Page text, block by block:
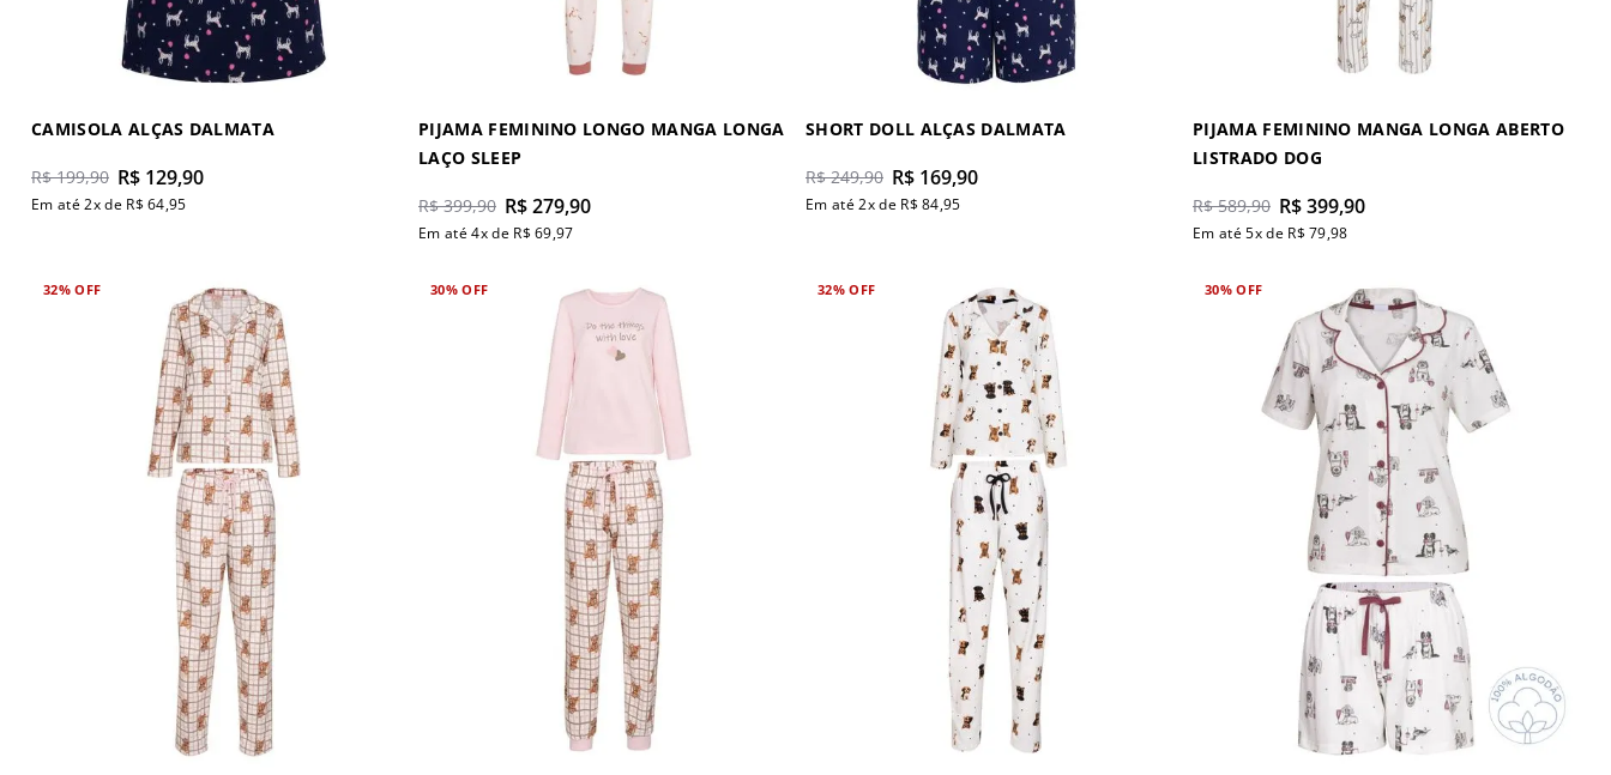
CAMISOLA ALÇAS DALMATA
R$ 199,90 R$ 129,90
Em até2x de R$ 64,95
PIJAMA FEMININO LONGO MANGA LONGA
LAÇO SLEEP
R$ 399,90 R$279,90
Em até4x de R$ 69,97
SHORT DOLL ALÇAS DALMATA
R$ 249,90 R$ 169,90
Em até2x de R$ 84,95
PIJAMA FEMININO MANGA LONGA ABERTO
LISTRADO DOG
R$ 589,90 R$399,90
Em até5x de R$ 79,98
32%OFF 30%OFF 32%OFF 30%OFF